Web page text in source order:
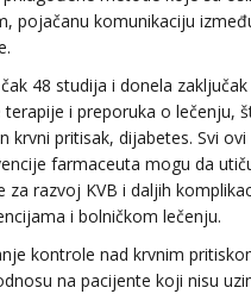
pojačanu komunikaciju
48 studija i donela
i preporuka o
krvni pritisak, dijabetes. Svi
farmaceuta mogu da
razvoj KVB i daljih
i bolničkom lečenju.
kontrole nad krvnim
na pacijente koji nisu